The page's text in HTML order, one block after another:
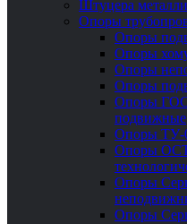
Штуцера
Опоры
Опоры
Опоры
Опоры
Опоры
Опоры
подвижные
Опоры ТУ-
Опоры ОСТ
Опоры
Опоры